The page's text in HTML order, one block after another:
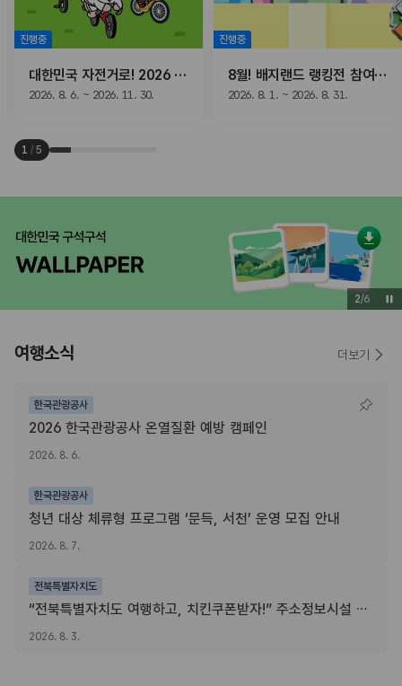
진행중
대한민국 자전거로! 2026 동네방네 라이딩
2026. 8. 6. ~ 2026. 11. 30.
진행중
8월! 배지랜드 랭킹전 참여하고, 선물받자!
2026. 8. 1. ~ 2026. 8. 31.
1 / 5
3/6
여행소식
한국관광공사
2026 한국관광공사 온열질환 예방 캠페인
2026. 8. 6.
한국관광공사
청년 대상 체류형 프로그램 ‘문득, 서천’ 운영 모집 안내
2026. 8. 7.
전북특별자치도
“전북특별자치도 여행하고, 치킨쿠폰받자!” 주소정보시설 SNS 인증이벤트
2026. 8. 3.
더보기